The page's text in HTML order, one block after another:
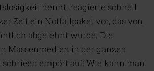
nennt, reagierte schnell
Zeit ein Notfallpaket vor, das von
abgelehnt wurde. Die
Massenmedien in der ganzen
empört auf: Wie kann man